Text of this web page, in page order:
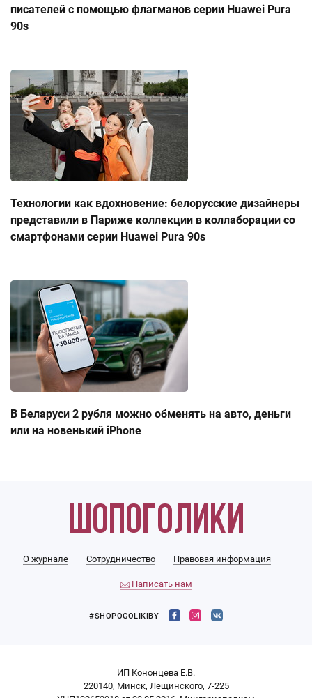
писателей с помощью флагманов серии Huawei Pura
90s
Технологии как вдохновение: белорусские дизайнеры
представили в Париже коллекции в коллаборации со
смартфонами серии Huawei Pura 90s
В Беларуси 2 рубля можно обменять на авто, деньги
или на новенький iPhone
О журнале Сотрудничество Правовая информация
Написать нам
#SHOPOGOLIKIBY
ИП Кононцева Е.В.
220140, Минск, Лещинского, 7-225